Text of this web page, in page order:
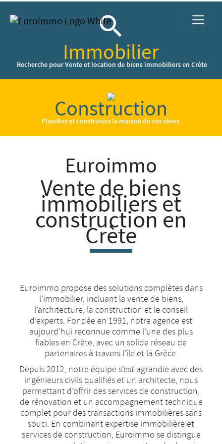
search
Immobilier
Recherche pour Vente et location de biens immobiliers en Crète
Construction
Planifiez et construisez la maison de vos rêves
Euroimmo
Vente de biens
immobiliers et
construction en
Crète
Euroimmo propose des solutions complètes dans
l’immobilier, incluant la vente de biens,
l’architecture, la construction et le conseil
d’experts. Fondée en 1991, notre agence est
aujourd’hui reconnue comme l’une des plus
fiables en Crète, avec un solide réseau de
partenaires à travers l’île et la Grèce.
Depuis 2012, notre équipe s’est agrandie avec des
ingénieurs civils qualifiés et un architecte, nous
permettant d’offrir des services de construction,
de rénovation et un accompagnement technique
complet pour des transactions immobilières sans
souci. En combinant expertise immobilière et
services de construction, Euroimmo se distingue